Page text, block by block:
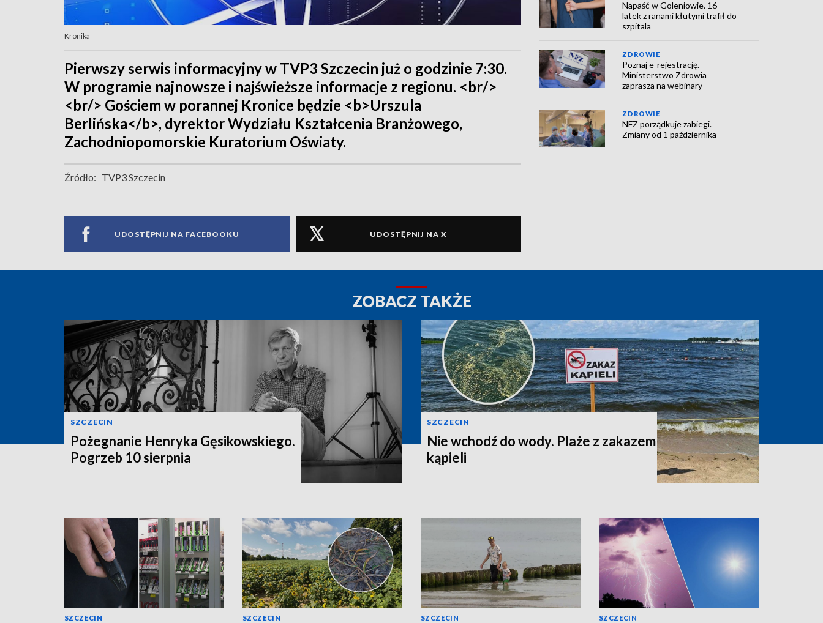
Kronika
Pierwszy serwis informacyjny w TVP3 Szczecin już o godzinie 7:30.
W programie najnowsze i najświeższe informacje z regionu. <br/>
<br/> Gościem w porannej Kronice będzie <b>Urszula
Berlińska</b>, dyrektor Wydziału Kształcenia Branżowego,
Zachodniopomorskie Kuratorium Oświaty.
Źródło: TVP3 Szczecin
UDOSTĘPNIJ NA FACEBOOKU UDOSTĘPNIJ NA X
Napaść w Goleniowie. 16-
latek z ranami kłutymi trafił do
szpitala
ZDROWIE
Poznaj e-rejestrację.
Ministerstwo Zdrowia
zaprasza na webinary
ZDROWIE
NFZ porządkuje zabiegi.
Zmiany od 1 października
ZOBACZ TAKŻE
SZCZECIN
Pożegnanie Henryka Gęsikowskiego.
Pogrzeb 10 sierpnia
SZCZECIN
Nie wchodź do wody. Plaże z zakazem
kąpieli
SZCZECIN SZCZECIN SZCZECIN SZCZECIN